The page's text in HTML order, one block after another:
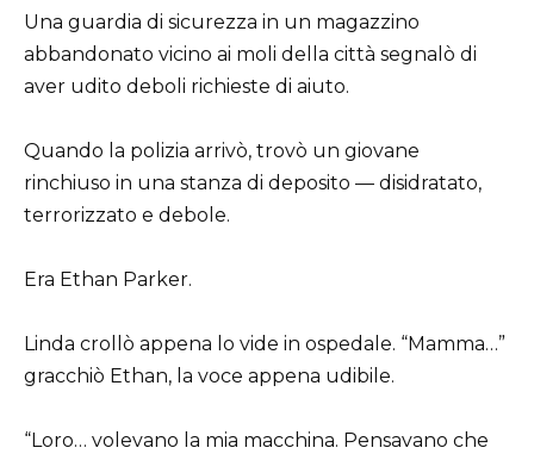
Una guardia di sicurezza in un magazzino
abbandonato vicino ai moli della città segnalò di
aver udito deboli richieste di aiuto.
Quando la polizia arrivò, trovò un giovane
rinchiuso in una stanza di deposito — disidratato,
terrorizzato e debole.
Era Ethan Parker.
Linda crollò appena lo vide in ospedale. “Mamma…”
gracchiò Ethan, la voce appena udibile.
“Loro… volevano la mia macchina. Pensavano che